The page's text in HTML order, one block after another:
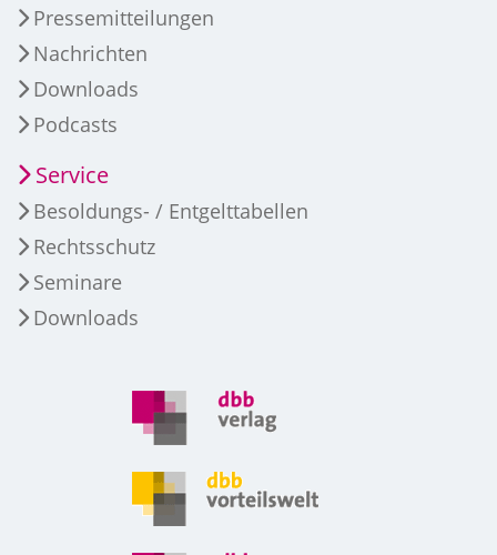
Pressemitteilungen
Nachrichten
Downloads
Podcasts
Service
Besoldungs- / Entgelttabellen
Rechtsschutz
Seminare
Downloads